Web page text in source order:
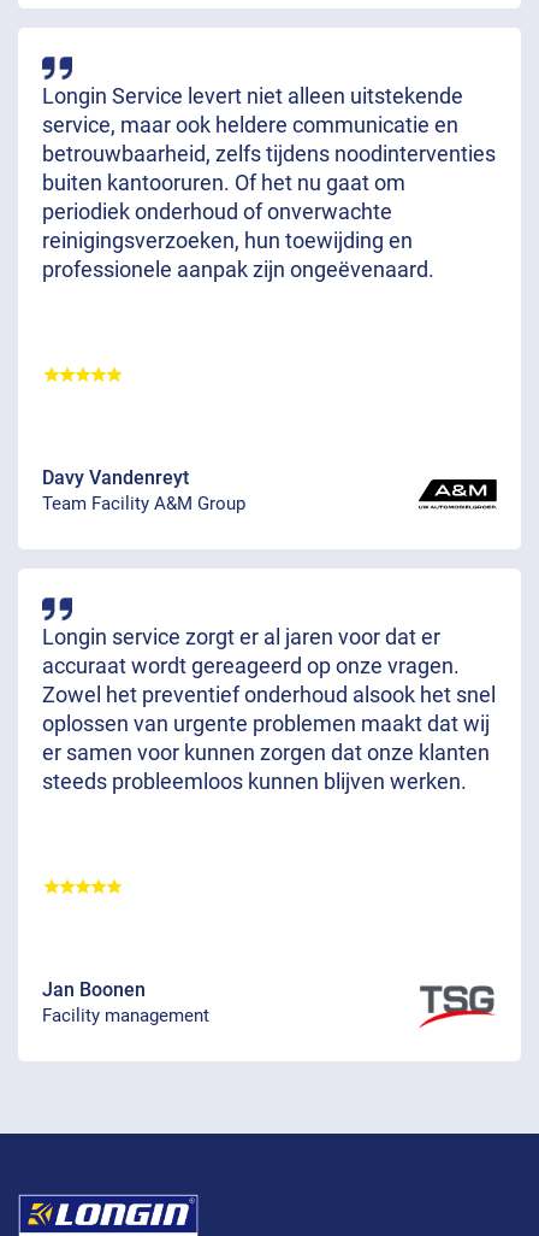
Longin Service levert niet alleen uitstekende
service, maar ook heldere communicatie en
betrouwbaarheid, zelfs tijdens noodinterventies
buiten kantooruren. Of het nu gaat om
periodiek onderhoud of onverwachte
reinigingsverzoeken, hun toewijding en
professionele aanpak zijn ongeëvenaard.
Davy Vandenreyt
Team Facility A&M Group
Longin service zorgt er al jaren voor dat er
accuraat wordt gereageerd op onze vragen.
Zowel het preventief onderhoud alsook het snel
oplossen van urgente problemen maakt dat wij
er samen voor kunnen zorgen dat onze klanten
steeds probleemloos kunnen blijven werken.
Jan Boonen
Facility management